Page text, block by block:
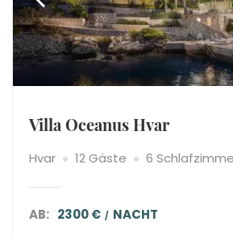
Villa Oceanus Hvar
Hvar 12 Gäste 6
AB: 2300 € NACHT